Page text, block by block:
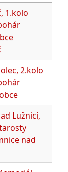
1.kolo
2.kolo
Lužnicí,
nad